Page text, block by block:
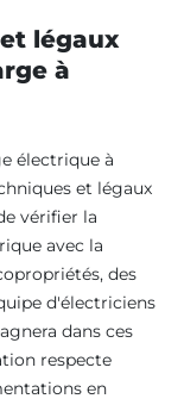
légaux
à
électrique à
et légaux
vérifier la
avec la
des
d'électriciens
dans ces
respecte
en